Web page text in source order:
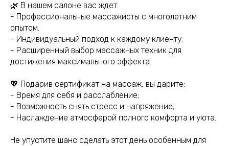
🌿 В нашем салоне вас ждет:
- Профессиональные массажисты с многолетним
опытом.
- Индивидуальный подход к каждому клиенту.
- Расширенный выбор массажных техник для
достижения максимального эффекта.
💖 Подарив сертификат на массаж, вы дарите:
- Время для себя и расслабление;
- Возможность снять стресс и напряжение;
- Наслаждение атмосферой полного комфорта и уюта.
Не упустите шанс сделать этот день особенным для